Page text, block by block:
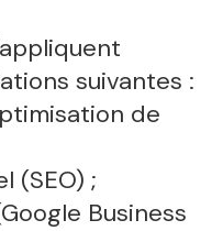
suivantes :
de
(SEO) ;
Business